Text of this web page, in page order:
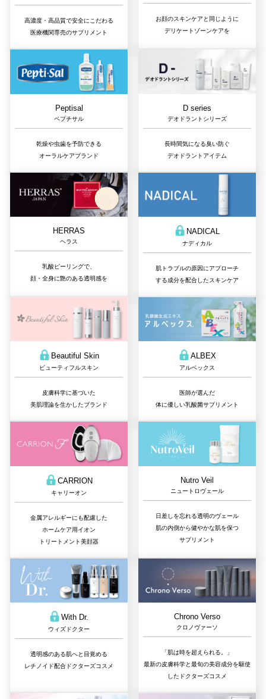
高濃度・高品質で安全にこだわる
医療機関専売のサプリメント
お顔のスキンケアと同じように
デリケートゾーンケアを
Peptisal
ペプチサル
乾燥や虫歯を予防できる
オーラルケアブランド
D series
デオドラントシリーズ
長時間気になる臭い防ぐ
デオドラントアイテム
HERRAS
ヘラス
乳酸ピーリングで、
顔・全身に艶のある透明感を
NADICAL
ナディカル
肌トラブルの原因にアプローチ
する成分を配合したスキンケア
Beautiful Skin
ビューティフルスキン
皮膚科学に基づいた
美肌理論を生かしたブランド
ALBEX
アルベックス
医師が選んだ
体に優しい乳酸菌サプリメント
CARRION
キャリーオン
金属アレルギーにも配慮した
ホームケア用イオン
トリートメント美顔器
Nutro Veil
ニュートロヴェール
日差しを忘れる透明のヴェール
肌の内側から健やかな肌を保つ
サプリメント
With Dr.
ウィズドクター
透明感のある肌へと目覚める
レチノイド配合ドクターズコスメ
Chrono Verso
クロノヴァーソ
「肌は時を超えられる。」
最新の皮膚科学と最旬の美容成分を駆使
したドクターズコスメ